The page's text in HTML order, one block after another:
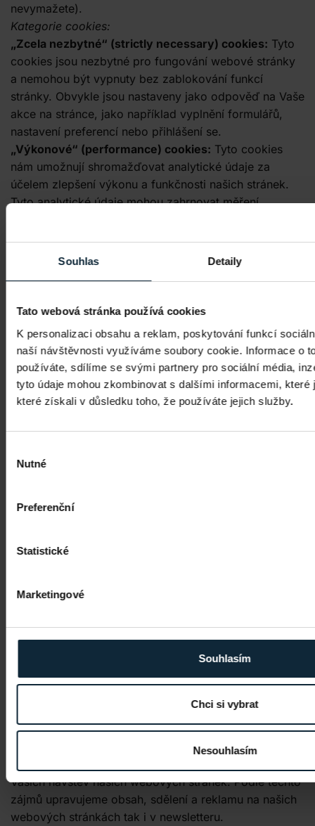
Souhlas Detaily
Tato webová stránka používá cookies
K personalizaci obsahu a reklam, poskytování funkcí
naší návštěvnosti využíváme soubory cookie. Informace o
používáte, sdílíme se svými partnery pro sociální média,
tyto údaje mohou zkombinovat s dalšími informacemi, které
které získali v důsledku toho, že používáte jejich služby.
souhlasu
Nutné
Preferenční
Statistické
Marketingové
Souhlasím
Chci si vybrat
Nesouhlasím
nevymažete).
Kategorie cookies:
„Zcela nezbytné“ (strictly necessary) cookies: Tyto
cookies jsou nezbytné pro fungování webové stránky
a nemohou být vypnuty bez zablokování funkcí
stránky. Obvykle jsou nastaveny jako odpověď na Vaše
akce na stránce, jako například vyplnění formulářů,
nastavení preferencí nebo přihlášení se.
„Výkonové“ (performance) cookies: Tyto cookies
nám umožnují shromažďovat analytické údaje za
účelem zlepšení výkonu a funkčnosti našich stránek.
Tyto analytické údaje mohou zahrnovat měření
Obvykle data pro účely revizí agregujeme, ale
v určitých případech může sbírat informace o obsahu,
nejvíce zajímá.
cookies nám pomáhají pochopit, jak jsou naše
marketingové kampaně efektivní a zlepšit uživatelské
prostředí pomocí personalizace.
„Reklamní“ (advertising) cookies: Můžeme umisťovat
služeb, článků a událostí Tyto cookies jsou používány
a Vaše zájmy. Dále vykonávají funkce jako například
znovuzobrazováním.
a poskytovatele u cookies třetích stran naleznete
Použití reklamy, preferencí a zájmově orientovaných
Vám bude co nejlépe přizpůsoben na míru. Tohoto
dosahujeme nejen prostřednictvím obsahu našich
webových stránek a sdělení, například newsletterů, ale
jsou umístěny na externích internetových stránkách.
Abychom byli schopni obsah maximálně
personalizovat, vytváříme profil Vašich
Vašich návštěv našich webových stránek. Podle těchto
zájmů upravujeme obsah, sdělení a reklamu na našich
webových stránkách tak i v newsletteru.